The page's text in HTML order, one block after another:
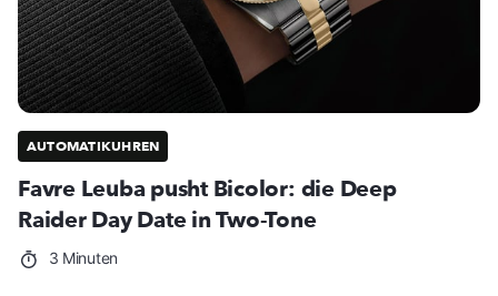
AUTOMATIKUHREN
Favre Leuba pusht Bicolor: die Deep
Raider Day Date in Two-Tone
3 Minuten